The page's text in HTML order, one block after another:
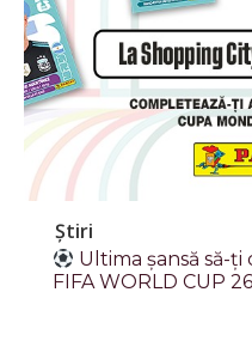
Știri
Ultima șansă să-
FIFA WORLD CUP